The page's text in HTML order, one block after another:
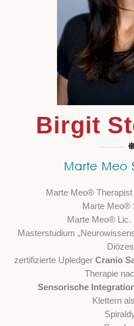
Birgit
Marte Meo
Marte Meo® Therapist
Marte Meo®
Marte Meo® Lic.
Masterstudium
zertifizierte Upledger Cranio
Therapie
Sensorische
Klettern